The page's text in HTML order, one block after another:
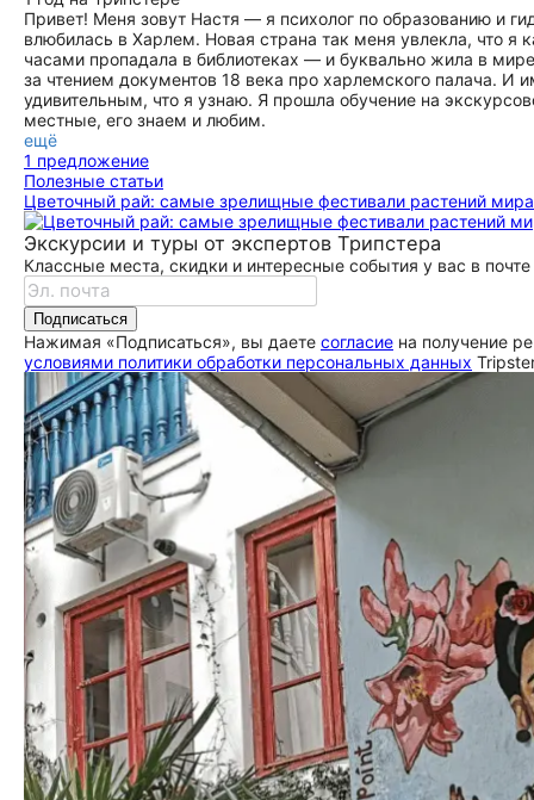
ещё
Привет! Меня зовут Настя — я психолог по образованию и
влюбилась в Харлем. Новая страна так меня увлекла, что
часами пропадала в библиотеках — и буквально жила в
за чтением документов 18 века про харлемского палача. И
удивительным, что я узнаю. Я прошла обучение на
местные, его знаем и любим.
ещё
1 предложение
Полезные статьи
Цветочный рай: самые зрелищные фестивали растений мира
Экскурсии и туры от экспертов Трипстера
Классные места, скидки и интересные события у вас в почте
Подписаться
Нажимая «Подписаться», вы даете согласие на получение
условиями политики обработки персональных данных